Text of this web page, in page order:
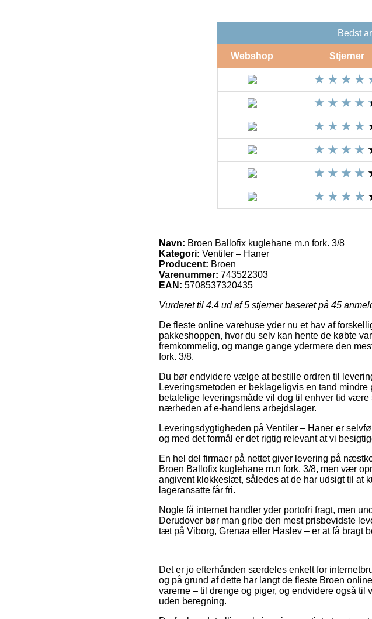
Bedst
Webshop Stjerner
Navn: Broen Ballofix kuglehane m.n fork. 3/8
Kategori: Ventiler – Haner
Producent: Broen
Varenummer: 743522303
EAN: 5708537320435
Vurderet til 4.4 ud af 5 stjerner baseret på 45
De fleste online varehuse yder nu et hav af
pakkeshoppen, hvor du selv kan hente de købte
fremkommelig, og mange gange ydermere den
fork. 3/8.
Du bør endvidere vælge at bestille ordren til
Leveringsmetoden er beklageligvis en tand
betalelige leveringsmåde vil dog til enhver tid
nærheden af e-handlens arbejdslager.
Leveringsdygtigheden på Ventiler – Haner er
og med det formål er det rigtig relevant at vi
En hel del firmaer på nettet giver levering på
Broen Ballofix kuglehane m.n fork. 3/8, men vær
angivent klokkeslæt, således at de har udsigt til at
lageransatte får fri.
Nogle få internet handler yder portofri fragt, men
Derudover bør man gribe den mest prisbevidste
tæt på Viborg, Grenaa eller Haslev – er at få bragt
Det er jo efterhånden særdeles enkelt for
og på grund af dette har langt de fleste Broen
varerne – til drenge og piger, og endvidere også
uden beregning.